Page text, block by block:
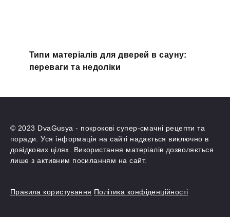
Типи матеріалів для дверей в сауну:
переваги та недоліки
© 2023 DvaGusya - покрокові супер-смачні рецепти та
поради. Уся інформація на сайті надається виключно в
довідкових цілях. Використання матеріалів дозволяється
лише з активним посиланням на сайт.
Правила користування Політика конфіденційності